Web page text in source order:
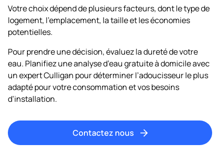
Votre choix dépend de plusieurs facteurs, dont le type de
logement, l’emplacement, la taille et les économies
potentielles.
Pour prendre une décision, évaluez la dureté de votre
eau. Planifiez une analyse d’eau gratuite à domicile avec
un expert Culligan pour déterminer l’adoucisseur le plus
adapté pour votre consommation et vos besoins
d’installation.
Contactez nous